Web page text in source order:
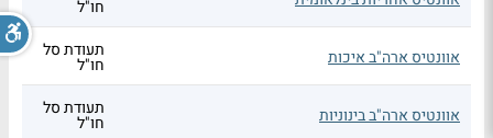
חו"ל
אוונטיס ארה"ב איכות תעודת סל
חו"ל
אוונטיס ארה"ב בינוניות תעודת סל
חו"ל